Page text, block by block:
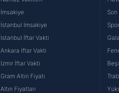
evlilik gerçekleştirmiştir. İlk
hayatını birleştirmiş ve bu
almıştır. Sonrasında Özkul,
ancak bu da uzun
ve CNN Türk'te televizyon
alan ve yaşamının bir
Dediğin Nedir Ki? / Münir
İmsakiye
İstanbul İmsakiye
İstanbul İftar Vakti
Ankara İftar Vakti
İzmir İftar Vakti
Gram Altın Fiyatı
Altın Fiyatları